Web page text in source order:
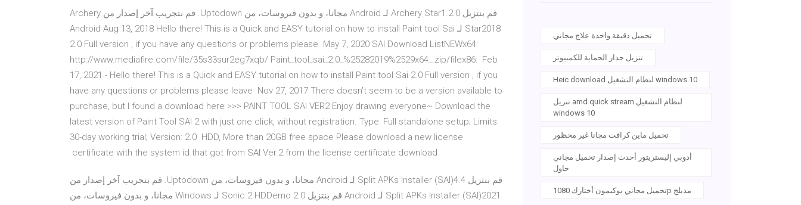
‫قم بنتزيل Archery Star1.2.0 لـ Android مجانا، و بدون فيروسات، من Uptodown. قم بتجريب آخر إصدار من Archery
Star2018 لـ Android Aug 13, 2018 Hello there! This is a Quick and EASY tutorial on how to install Paint tool Sai
2.0 Full version , if you have any questions or problems please May 7, 2020 SAI Download ListNEWx64:
http://www.mediafire.com/file/35s33sur2eg7xqb/ Paint_tool_sai_2.0_%25282019%2529x64_.zip/filex86: Feb
17, 2021 - Hello there! This is a Quick and EASY tutorial on how to install Paint tool Sai 2.0 Full version , if you
have any questions or problems please leave Nov 27, 2017 There doesn't seem to be a version available to
purchase, but I found a download here >>> PAINT TOOL SAI VER2 Enjoy drawing everyone~ Download the
latest version of Paint Tool SAI 2 with just one click, without registration. Type: Full standalone setup; Limits:
30-day working trial; Version: 2.0 HDD, More than 20GB free space Please download a new license
certificate with the system id that got from SAI Ver.2 from the license certificate download
‫قم بنتزيل Split APKs Installer (SAI)4.4 لـ Android مجانا، و بدون فيروسات، من Uptodown. قم بتجريب آخر إصدار من
Split APKs Installer (SAI)2021 لـ Android ‫قم بنتزيل Sonic 2 HDDemo 2.0 لـ Windows مجانا، و بدون فيروسات، من
تحميل دقيقة واحدة علاج مجاني
تنزيل جدار الحماية للكمبيوتر
Heic download لنظام التشغيل windows 10
تنزيل amd quick stream لنظام التشغيل
windows 10
تحميل ماين كرافت مجانا غير محظور
أدوبي إليستريتور أحدث إصدار تحميل مجاني
حاول
تحميل مجاني بوكيمون أختارك 1080p مدبلج